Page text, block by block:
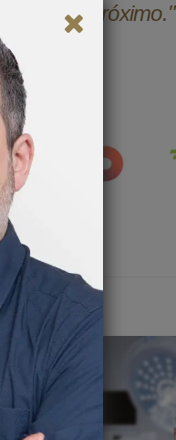
ajudar o próximo."